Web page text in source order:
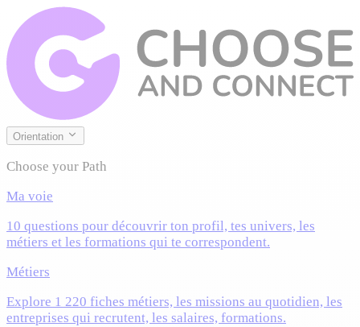
Orientation
Choose your Path
Ma voie
10 questions pour découvrir ton profil, tes univers, les
métiers et les formations qui te correspondent.
Métiers
Explore 1 220 fiches métiers, les missions au quotidien, les
entreprises qui recrutent, les salaires, formations.